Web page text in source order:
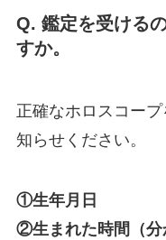
Q. 鑑定を受ける
すか。
正確なホロスコー
知らせください。
①生年月日
②生まれた時間（分